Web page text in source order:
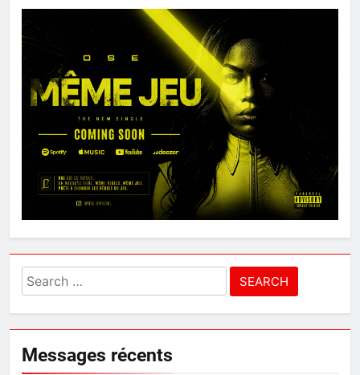
Search
for:
Messages récents